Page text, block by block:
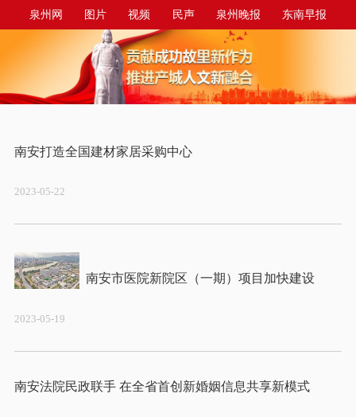
泉州网 图片 视频 民声 泉州晚报 东南早报
泉州商报 今日台商投资区
南安打造全国建材家居采购中心
2023-05-22
2023-05-19
南安法院民政联手 在全省首创新婚姻信息共享新模式